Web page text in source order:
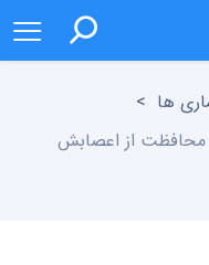
ها >
محافظت از اعصابش